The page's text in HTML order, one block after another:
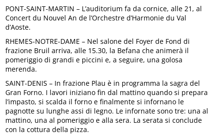
PONT-SAINT-MARTIN – L’auditorium fa da cornice, alle 21, al
Concert du Nouvel An de l’Orchestre d’Harmonie du Val
d’Aoste.
RHEMES-NOTRE-DAME – Nel salone del Foyer de Fond di
frazione Bruil arriva, alle 15.30, la Befana che animerà il
pomeriggio di grandi e piccini e, a seguire, una golosa
merenda.
SAINT-DENIS – In frazione Plau è in programma la sagra del
Gran Forno. I lavori iniziano fin dal mattino quando si prepara
l’impasto, si scalda il forno e finalmente si infornano le
pagnotte su lunghe assi di legno. Le infornate sono tre: una al
mattino, una al pomeriggio e alla sera. La serata si conclude
con la cottura della pizza.